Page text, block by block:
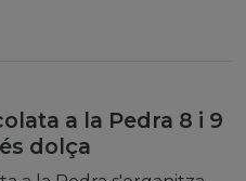
a la Pedra 8 i 9
dolça